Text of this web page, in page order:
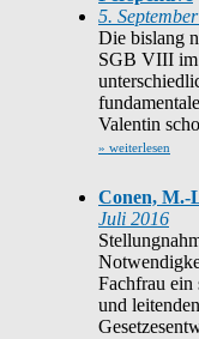
5.
Die bislang
SGB VIII im
Valentin
» weiterlesen
Conen, M.-
Juli 2016
Fachfrau
und